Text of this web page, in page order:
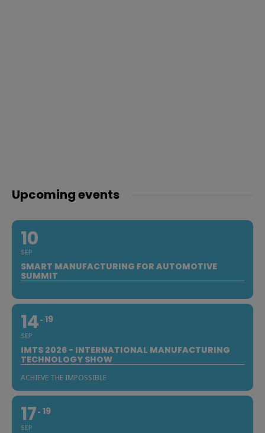
Upcoming events
10
SEP
SMART MANUFACTURING FOR AUTOMOTIVE
SUMMIT
14
SEP
19
IMTS 2026 - INTERNATIONAL MANUFACTURING
TECHNOLOGY SHOW
ACHIEVE THE IMPOSSIBLE
17
SEP
19